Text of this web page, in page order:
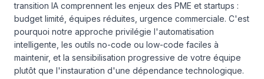
transition IA comprennent les enjeux des PME et startups :
budget limité, équipes réduites, urgence commerciale. C'est
pourquoi notre approche privilégie l'automatisation
intelligente, les outils no-code ou low-code faciles à
maintenir, et la sensibilisation progressive de votre équipe
plutôt que l'instauration d'une dépendance technologique.